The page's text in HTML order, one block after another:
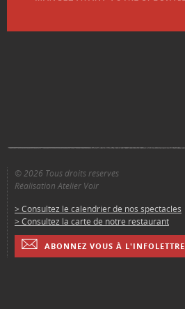
© 2026 Tous droits réservés
Réalisation Atelier Voir
> Consultez le calendrier de nos spectacles
> Consultez la carte de notre restaurant
ABONNEZ VOUS À L'INFOLETTRE